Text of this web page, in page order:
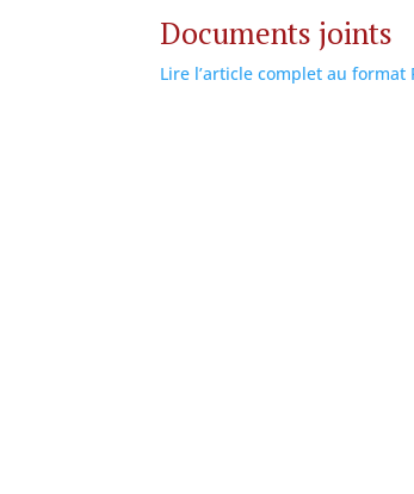
Documents joints
Lire l’article complet au format